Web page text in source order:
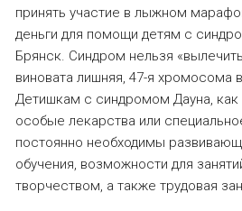
принять участие в лыжном
деньги для помощи детям с
Брянск. Синдром нельзя
виновата лишняя, 47-я хромосома
Детишкам с синдромом Дауна, как
особые лекарства или
постоянно необходимы
обучения, возможности для
творчеством, а также трудовая